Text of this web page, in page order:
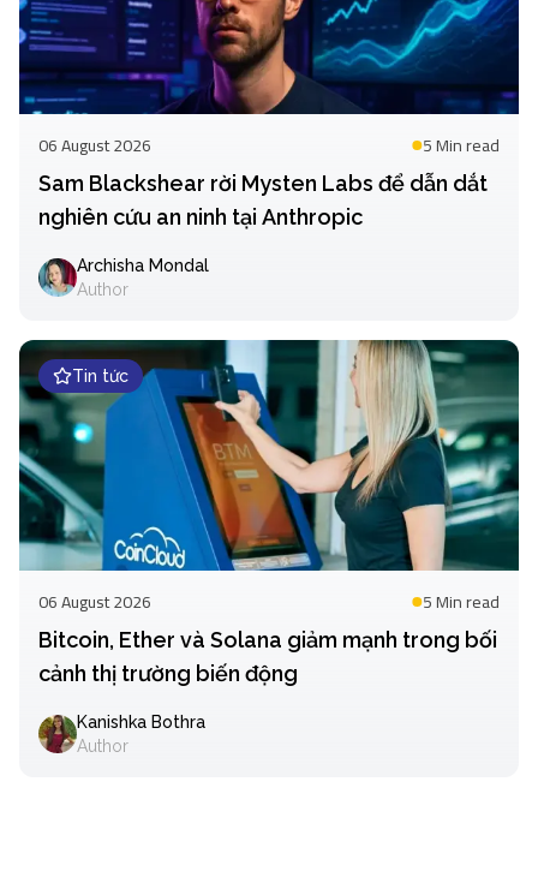
06 August 2026 5 Minread
Sam Blackshear rời Mysten Labs để dẫn dắt
nghiên cứu an ninh tại Anthropic
Archisha Mondal
Author
Tin tức
06 August 2026 5 Minread
Bitcoin, Ether và Solana giảm mạnh trong bối
cảnh thị trường biến động
Kanishka Bothra
Author